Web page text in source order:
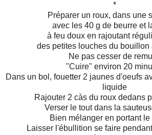
*
Préparer un roux, dans une
avec les 40 g de beurre et
à feu doux en rajoutant
des petites louches du bouillon
Ne pas cesser de
"Cuire" environ 20
Dans un bol, fouetter 2 jaunes d'oeufs
liquide
Rajouter 2 càs du roux dedans
Verser le tout dans la
Bien mélanger en portant le
Laisser l'ébullition se faire